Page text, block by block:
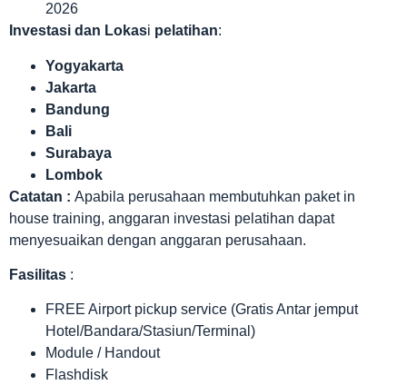
2026
Investasi dan Lokasi pelatihan:
Yogyakarta
Jakarta
Bandung
Bali
Surabaya
Lombok
Catatan : Apabila perusahaan membutuhkan paket in
house training, anggaran investasi pelatihan dapat
menyesuaikan dengan anggaran perusahaan.
Fasilitas :
FREE Airport pickup service (Gratis Antar jemput
Hotel/Bandara/Stasiun/Terminal)
Module / Handout
Flashdisk